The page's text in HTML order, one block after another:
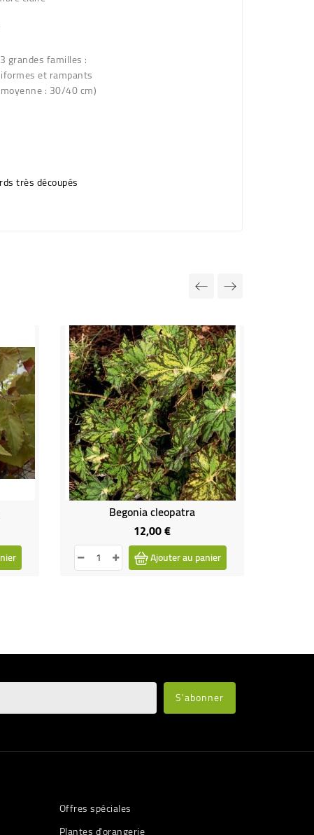
3 grandes familles :
et rampants
: 30/40 cm)
très découpés
Begonia cleopatra
12,00 €Prix
Ajouter au panier
Offres spéciales